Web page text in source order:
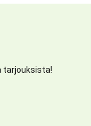
tarjouksista!